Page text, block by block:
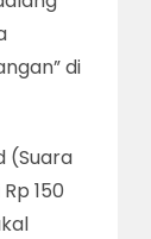
di
(Suara
150